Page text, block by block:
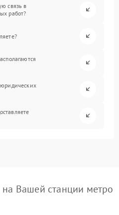
связь в
работ?
Вашей станции метро